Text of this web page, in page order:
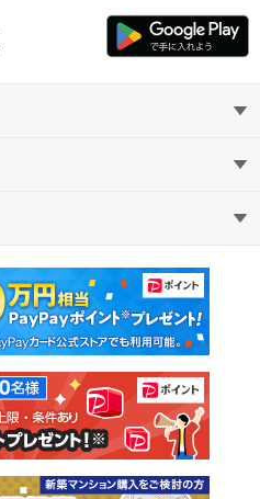
中古マンション
中古一戸建て
土地
教えて！住まいの先生